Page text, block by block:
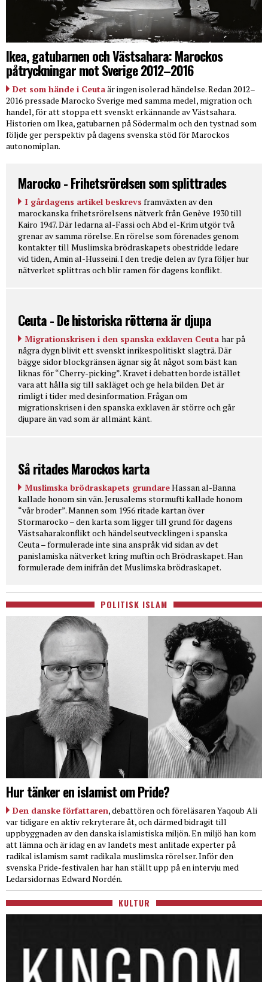
Ikea, gatubarnen och Västsahara: Marockos
påtryckningar mot Sverige 2012–2016
Det som hände i Ceutaär ingen isolerad händelse. Redan 2012–
2016 pressade Marocko Sverige med samma medel, migration och
handel, för att stoppa ett svenskt erkännande av Västsahara.
Historien om Ikea, gatubarnen på Södermalm och den tystnad som
följde ger perspektiv på dagens svenska stöd för Marockos
autonomiplan.
Marocko - Frihetsrörelsen som splittrades
I gårdagens artikel beskrevs framväxten av den
marockanska frihetsrörelsens nätverk från Genève 1930 till
Kairo 1947. Där ledarna al-Fassi och Abd el-Krim utgör två
grenar av samma rörelse. En rörelse som förenades genom
kontakter till Muslimska brödraskapets obestridde ledare
vid tiden, Amin al-Husseini. I den tredje delen av fyra följer hur
nätverket splittras och blir ramen för dagens konflikt.
Ceuta - De historiska rötterna är djupa
Migrationskrisen i den spanska exklaven Ceuta har på
några dygn blivit ett svenskt inrikespolitiskt slagträ. Där
bägge sidor blockgränsen ägnar sig åt något som bäst kan
liknas för “Cherry-picking”. Kravet i debatten borde istället
vara att hålla sig till sakläget och ge hela bilden. Det är
rimligt i tider med desinformation. Frågan om
migrationskrisen i den spanska exklaven är större och går
djupare än vad som är allmänt känt.
Så ritades Marockos karta
Muslimska brödraskapets grundareHassan al-Banna
kallade honom sin vän. Jerusalems stormufti kallade honom
“vår broder”. Mannen som 1956 ritade kartan över
Stormarocko – den karta som ligger till grund för dagens
Västsaharakonflikt och händelseutvecklingen i spanska
Ceuta – formulerade inte sina anspråk vid sidan av det
panislamiska nätverket kring muftin och Brödraskapet. Han
formulerade dem inifrån det Muslimska brödraskapet.
POLITISK ISLAM
Hur tänker en islamist om Pride?
Den danske författaren, debattören och föreläsaren Yaqoub Ali
var tidigare en aktiv rekryterare åt, och därmed bidragit till
uppbyggnaden av den danska islamistiska miljön. En miljö han kom
att lämna och är idag en av landets mest anlitade experter på
radikal islamism samt radikala muslimska rörelser. Inför den
svenska Pride-festivalen har han ställt upp på en intervju med
Ledarsidornas Edward Nordén.
KULTUR